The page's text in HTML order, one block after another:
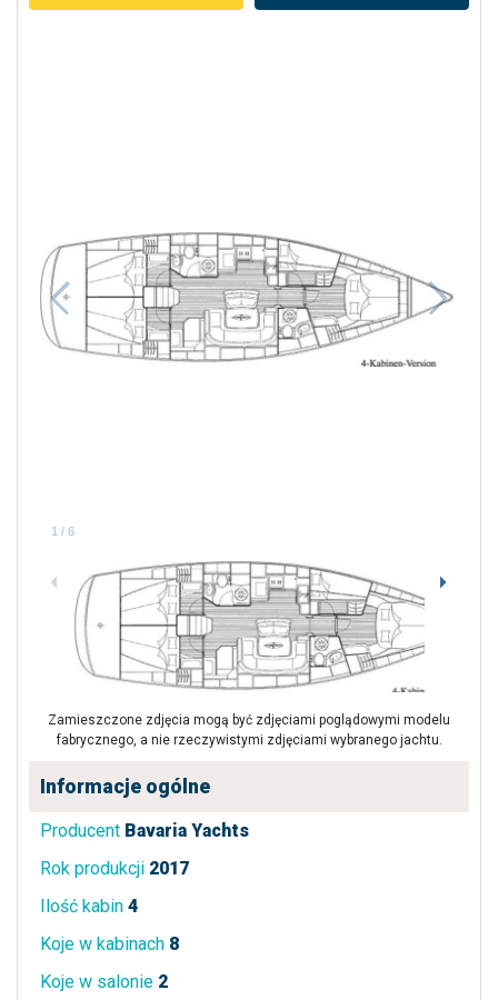
1 / 6
Zamieszczone zdjęcia mogą być zdjęciami poglądowymi modelu
fabrycznego, a nie rzeczywistymi zdjęciami wybranego jachtu.
Informacje ogólne
Producent Bavaria Yachts
Rok produkcji 2017
Ilość kabin 4
Koje w kabinach 8
Koje w salonie 2